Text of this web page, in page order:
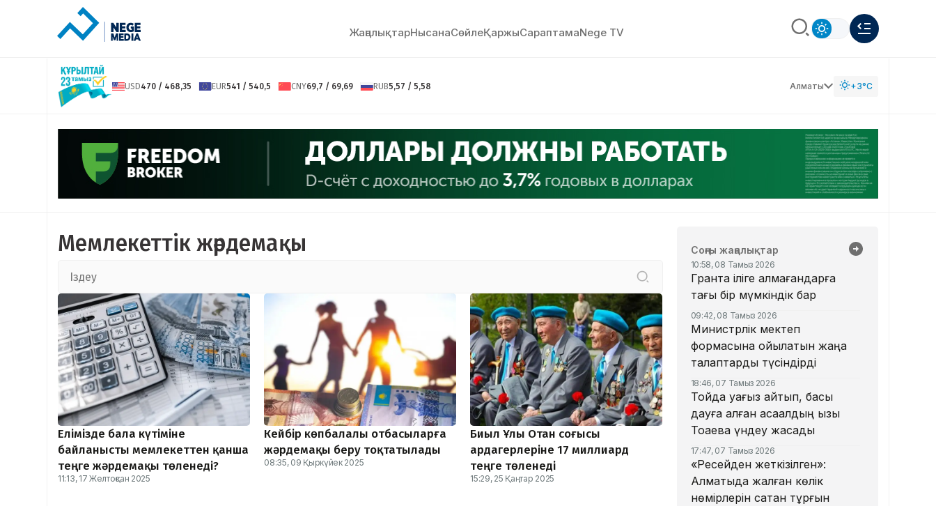
ЖаңалықтарНысанаСөйлeҚаржыСараптамаNege TV
USD470 / 468,35 EUR541 / 540,5 CNY69,7 / 69,69 RUB5,57 / 5,58 Алматы +3°C
Мемлекеттік жәрдемақы
Елімізде бала күтіміне
байланысты мемлекеттен қанша
теңге жәрдемақы төленеді?
11:13, 17 Желтоқсан 2025
Кейбір көпбалалы отбасыларға
жәрдемақы беру тоқтатылады
08:35, 09 Қыркүйек 2025
Биыл Ұлы Отан соғысы
ардагерлеріне 17 миллиард
теңге төленеді
15:29, 25 Қаңтар 2025
Соңғы жаңалықтар
10:58, 08 Тамыз 2026
Грантқа іліге алмағандарға
тағы бір мүмкіндік бар
09:42, 08 Тамыз 2026
Министрлік мектеп
формасына қойылатын жаңа
талаптарды түсіндірді
18:46, 07 Тамыз 2026
Тойда уағыз айтып, басы
дауға қалған ақсақалдың қызы
Тоқаевқа үндеу жасады
17:47, 07 Тамыз 2026
«Ресейден жеткізілген»:
Алматыда жалған көлік
нөмірлерін сатқан тұрғын